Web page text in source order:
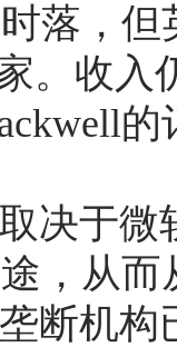
落，
。收入
决于
，从
断机